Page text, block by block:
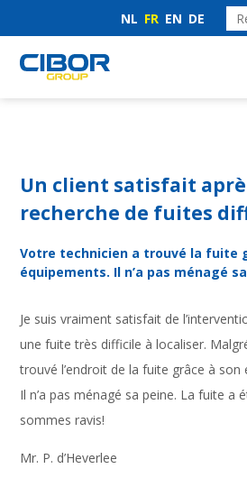
NL FR EN DE
Un client satisfait après une
recherche de fuites
Votre technicien a trouvé la fuite grâce à ses
équipements. Il n’a pas ménagé
Je suis vraiment satisfait de
une fuite très difficile à localiser.
trouvé l’endroit de la fuite grâce à son
Il n’a pas ménagé sa peine. La fuite a
sommes ravis!
Mr. P. d’Heverlee